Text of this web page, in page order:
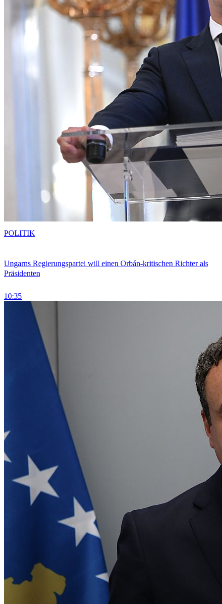
Ungarns Regierungspartei will einen Orbán-kritischen Richter als
Präsidenten
10:35
POLITIK